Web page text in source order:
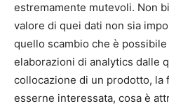
estremamente mutevoli. Non
valore di quei dati non sia
quello scambio che è
elaborazioni di analytics dalle
collocazione di un prodotto, la
esserne interessata, cosa è